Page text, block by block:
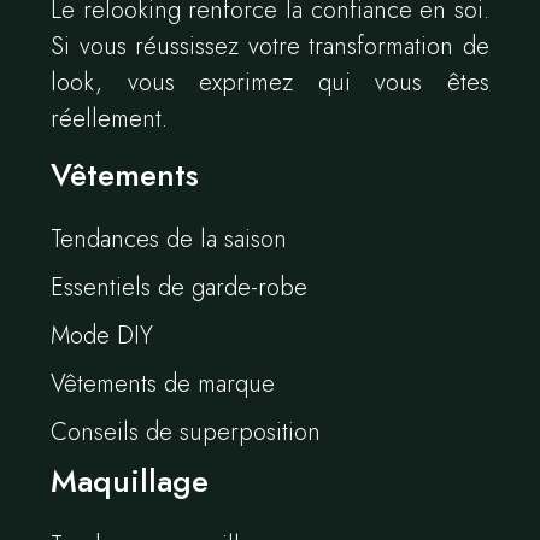
Le relooking renforce la confiance en soi.
Si vous réussissez votre transformation de
look, vous exprimez qui vous êtes
réellement.
Vêtements
Tendances de la saison
Essentiels de garde-robe
Mode DIY
Vêtements de marque
Conseils de superposition
Maquillage